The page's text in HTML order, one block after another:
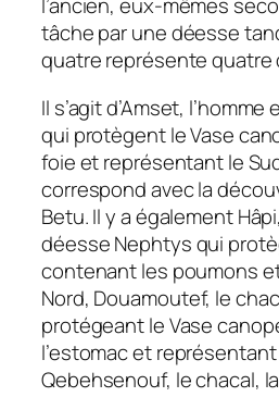
tâche par une déesse
quatre représente quatre
Il s’agit d’Amset,
qui protègent le Vase
foie et représentant le
correspond avec la
Betu. Il y a également
déesse Nephtys qui
contenant les poumons
Nord, Douamoutef, le
protégeant le Vase
l’estomac et
Qebehsenouf, le chacal,